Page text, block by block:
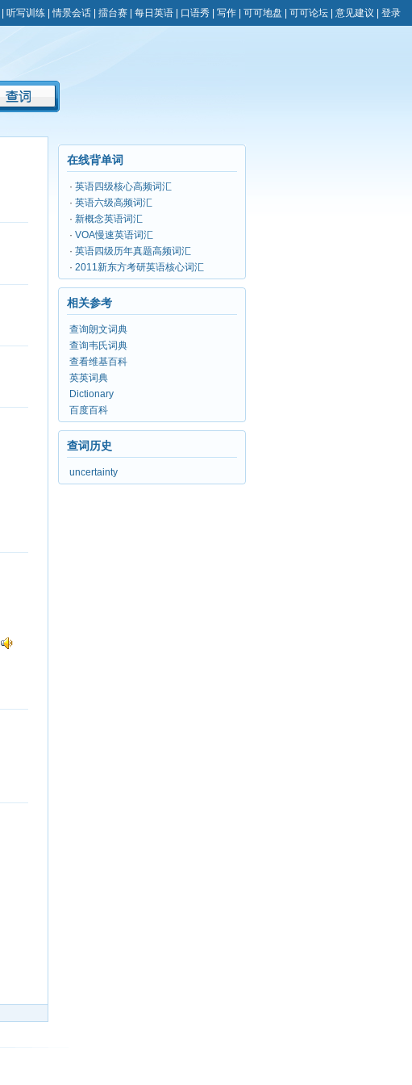
听写训练 |情景会话 擂台赛 每日英语 口语秀 写作 可可地盘 可可论坛 意见建议 登录
在线背单词
· 英语四级核心高频词汇
· 英语六级高频词汇
· 新概念英语词汇
· VOA慢速英语词汇
· 英语四级历年真题高频词汇
· 2011新东方考研英语核心词汇
相关参考
查询朗文词典
查询韦氏词典
查看维基百科
英英词典
Dictionary
百度百科
查词历史
uncertainty